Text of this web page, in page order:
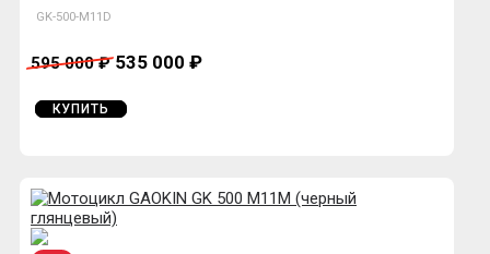
GK-500-М11D
595 000 ₽ 535 000 ₽
КУПИТЬ